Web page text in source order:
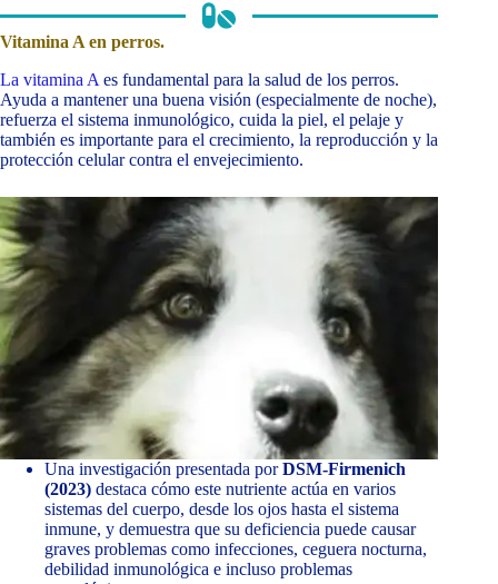
Vitamina A en perros.
La vitamina A es fundamental para la salud de los perros.
Ayuda a mantener una buena visión (especialmente de noche),
refuerza el sistema inmunológico, cuida la piel, el pelaje y
también es importante para el crecimiento, la reproducción y la
protección celular contra el envejecimiento.
Una investigación presentada porDSM-Firmenich
(2023) destaca cómo este nutriente actúa en varios
sistemas del cuerpo, desde los ojos hasta el sistema
inmune, y demuestra que su deficiencia puede causar
graves problemas como infecciones, ceguera nocturna,
debilidad inmunológica e incluso problemas